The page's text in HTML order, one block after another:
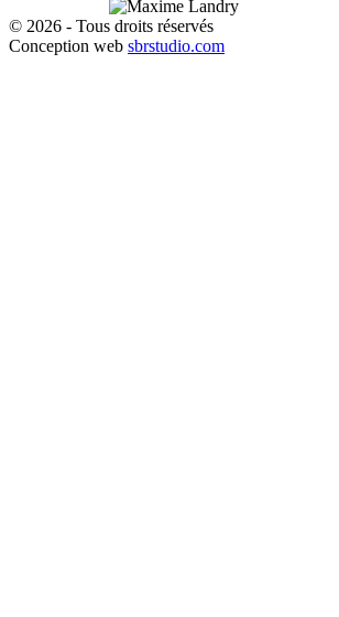
© 2026 - Tous droits réservés
Conception web sbrstudio.com